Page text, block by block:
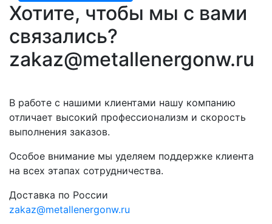
Хотите, чтобы мы с вами
связались?
zakaz@metallenergonw.ru
В работе с нашими клиентами нашу компанию
отличает высокий профессионализм и скорость
выполнения заказов.
Особое внимание мы уделяем поддержке клиента
на всех этапах сотрудничества.
Доставка по России
zakaz@metallenergonw.ru